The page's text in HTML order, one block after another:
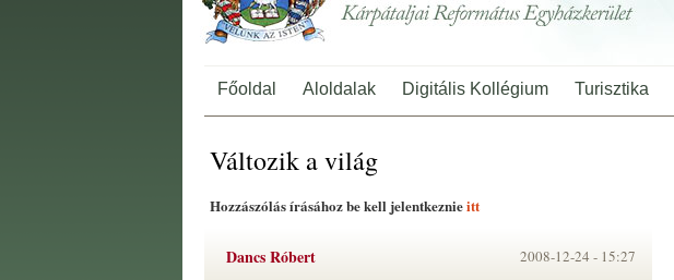
Főoldal Aloldalak Digitális Kollégium Turisztika
Változik a világ
Hozzászólás írásához be kell jelentkeznieitt
Dancs Róbert 2008-12-24 - 15:27